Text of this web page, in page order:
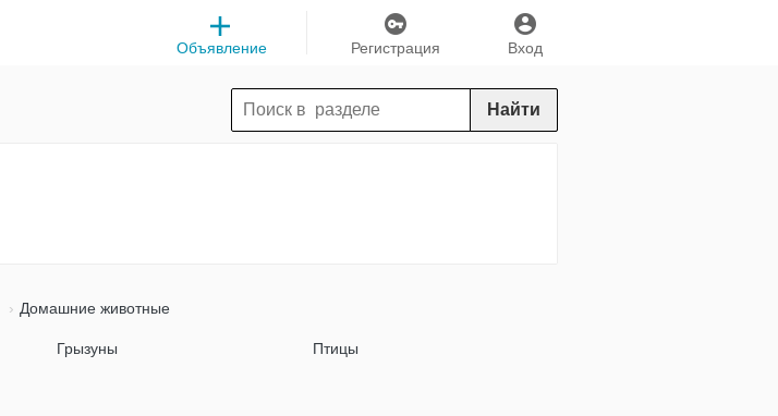
Вход
Регистрация
Объявление
Найти
Домашние животные
Грызуны Птицы